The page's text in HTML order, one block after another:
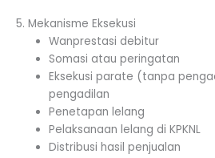
5. Mekanisme Eksekusi
Wanprestasi debitur
Somasi atau peringatan
Eksekusi parate (tanpa
pengadilan
Penetapan lelang
Pelaksanaan lelang di KPKNL
Distribusi hasil penjualan